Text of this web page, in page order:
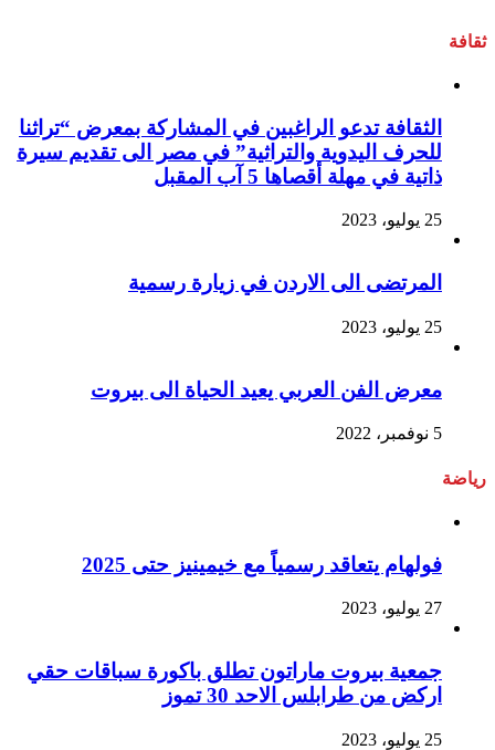
ثقافة
الثقافة تدعو الراغبين في المشاركة بمعرض “تراثنا
للحرف اليدوية والتراثية” في مصر الى تقديم سيرة
ذاتية في مهلة أقصاها 5 آب المقبل
25 يوليو، 2023
المرتضى الى الاردن في زيارة رسمية
25 يوليو، 2023
معرض الفن العربي يعيد الحياة الى بيروت
5 نوفمبر، 2022
رياضة
فولهام يتعاقد رسمياً مع خيمينيز حتى 2025
27 يوليو، 2023
جمعية بيروت ماراتون تطلق باكورة سباقات حقي
اركض من طرابلس الاحد 30 تموز
25 يوليو، 2023